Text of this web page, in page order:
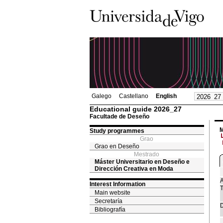
Galego Castellano English
Educational guide 2026_27
Facultade de Deseño
Study programmes
Grao
Grao en Deseño
Mestrado
Máster Universitario en Deseño e
Dirección Creativa en Moda
Interest Information
Main website
Secretaría
Bibliografía